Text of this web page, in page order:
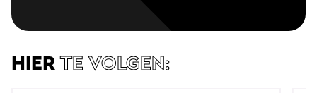
HIERTE VOLGEN: